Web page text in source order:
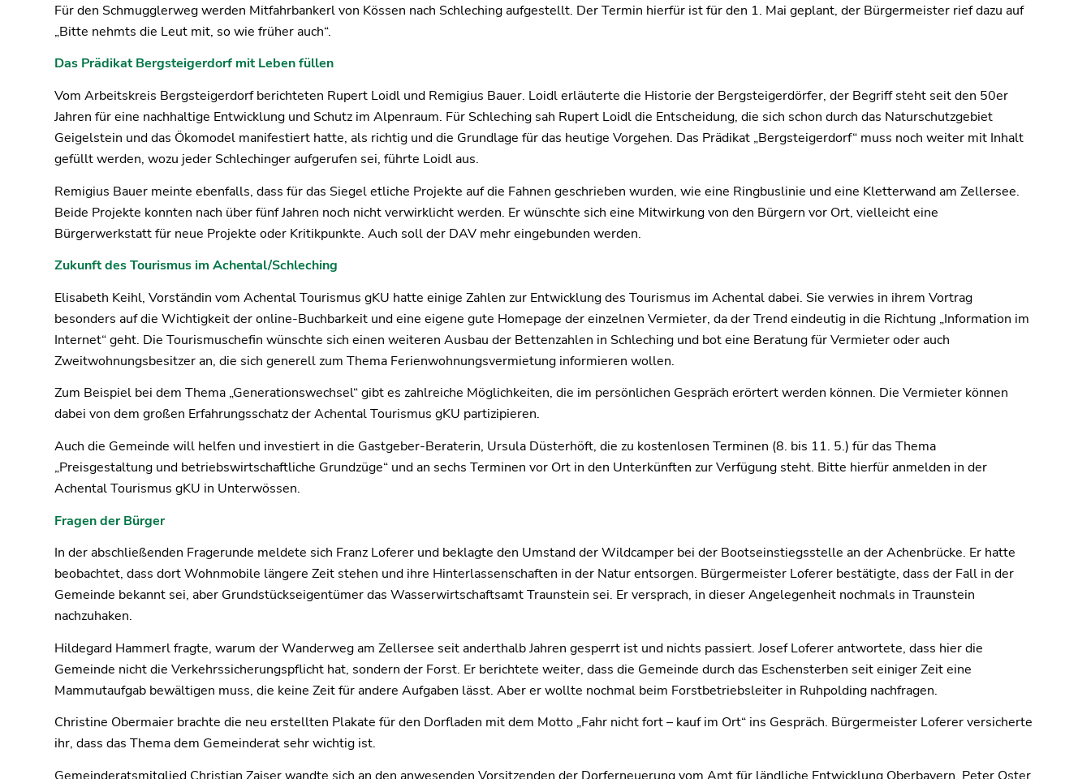
Für den Schmugglerweg werden Mitfahrbankerl von Kössen nach Schleching aufgestellt. Der Termin hierfür ist für den 1. Mai geplant, der Bürgermeister rief dazu auf
„Bitte nehmts die Leut mit, so wie früher auch“.
Das Prädikat Bergsteigerdorf mit Leben füllen
Vom Arbeitskreis Bergsteigerdorf berichteten Rupert Loidl und Remigius Bauer. Loidl erläuterte die Historie der Bergsteigerdörfer, der Begriff steht seit den 50er
Jahren für eine nachhaltige Entwicklung und Schutz im Alpenraum. Für Schleching sah Rupert Loidl die Entscheidung, die sich schon durch das Naturschutzgebiet
Geigelstein und das Ökomodel manifestiert hatte, als richtig und die Grundlage für das heutige Vorgehen. Das Prädikat „Bergsteigerdorf“ muss noch weiter mit Inhalt
gefüllt werden, wozu jeder Schlechinger aufgerufen sei, führte Loidl aus.
Remigius Bauer meinte ebenfalls, dass für das Siegel etliche Projekte auf die Fahnen geschrieben wurden, wie eine Ringbuslinie und eine Kletterwand am Zellersee.
Beide Projekte konnten nach über fünf Jahren noch nicht verwirklicht werden. Er wünschte sich eine Mitwirkung von den Bürgern vor Ort, vielleicht eine
Bürgerwerkstatt für neue Projekte oder Kritikpunkte. Auch soll der DAV mehr eingebunden werden.
Zukunft des Tourismus im Achental/Schleching
Elisabeth Keihl, Vorständin vom Achental Tourismus gKU hatte einige Zahlen zur Entwicklung des Tourismus im Achental dabei. Sie verwies in ihrem Vortrag
besonders auf die Wichtigkeit der online-Buchbarkeit und eine eigene gute Homepage der einzelnen Vermieter, da der Trend eindeutig in die Richtung „Information im
Internet“ geht. Die Tourismuschefin wünschte sich einen weiteren Ausbau der Bettenzahlen in Schleching und bot eine Beratung für Vermieter oder auch
Zweitwohnungsbesitzer an, die sich generell zum Thema Ferienwohnungsvermietung informieren wollen.
Zum Beispiel bei dem Thema „Generationswechsel“ gibt es zahlreiche Möglichkeiten, die im persönlichen Gespräch erörtert werden können. Die Vermieter können
dabei von dem großen Erfahrungsschatz der Achental Tourismus gKU partizipieren.
Auch die Gemeinde will helfen und investiert in die Gastgeber-Beraterin, Ursula Düsterhöft, die zu kostenlosen Terminen (8. bis 11. 5.) für das Thema
„Preisgestaltung und betriebswirtschaftliche Grundzüge“ und an sechs Terminen vor Ort in den Unterkünften zur Verfügung steht. Bitte hierfür anmelden in der
Achental Tourismus gKU in Unterwössen.
Fragen der Bürger
In der abschließenden Fragerunde meldete sich Franz Loferer und beklagte den Umstand der Wildcamper bei der Bootseinstiegsstelle an der Achenbrücke. Er hatte
beobachtet, dass dort Wohnmobile längere Zeit stehen und ihre Hinterlassenschaften in der Natur entsorgen. Bürgermeister Loferer bestätigte, dass der Fall in der
Gemeinde bekannt sei, aber Grundstückseigentümer das Wasserwirtschaftsamt Traunstein sei. Er versprach, in dieser Angelegenheit nochmals in Traunstein
nachzuhaken.
Hildegard Hammerl fragte, warum der Wanderweg am Zellersee seit anderthalb Jahren gesperrt ist und nichts passiert. Josef Loferer antwortete, dass hier die
Gemeinde nicht die Verkehrssicherungspflicht hat, sondern der Forst. Er berichtete weiter, dass die Gemeinde durch das Eschensterben seit einiger Zeit eine
Mammutaufgab bewältigen muss, die keine Zeit für andere Aufgaben lässt. Aber er wollte nochmal beim Forstbetriebsleiter in Ruhpolding nachfragen.
Christine Obermaier brachte die neu erstellten Plakate für den Dorfladen mit dem Motto „Fahr nicht fort – kauf im Ort“ ins Gespräch. Bürgermeister Loferer versicherte
ihr, dass das Thema dem Gemeinderat sehr wichtig ist.